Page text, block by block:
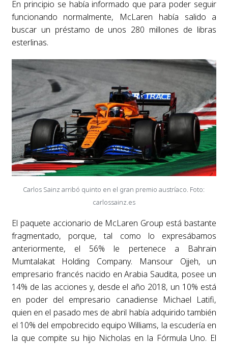
En principio se había informado que para poder seguir
funcionando normalmente, McLaren había salido a
buscar un préstamo de unos 280 millones de libras
esterlinas.
Carlos Sainz arribó quinto en el gran premio austríaco. Foto:
carlossainz.es
El paquete accionario de McLaren Group está bastante
fragmentado, porque, tal como lo expresábamos
anteriormente, el 56% le pertenece a Bahrain
Mumtalakat Holding Company. Mansour Ojjeh, un
empresario francés nacido en Arabia Saudita, posee un
14% de las acciones y, desde el año 2018, un 10% está
en poder del empresario canadiense Michael Latifi,
quien en el pasado mes de abril había adquirido también
el 10% del empobrecido equipo Williams, la escudería en
la que compite su hijo Nicholas en la Fórmula Uno. El